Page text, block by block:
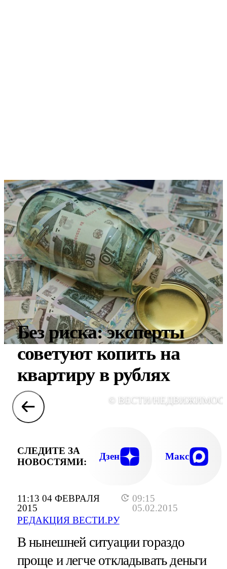
11:13 04 ФЕВРАЛЯ
2015
09:15
05.02.2015
РЕДАКЦИЯ ВЕСТИ.РУ
Без риска: эксперты
советуют копить на
квартиру в рублях
© ВЕСТИ/
СЛЕДИТЕ ЗА
НОВОСТЯМИ:
Дзен Макс
В нынешней ситуации гораздо
проще и легче откладывать деньги